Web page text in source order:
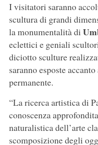
I visitatori saranno
scultura di grandi
la monumentalità di
eclettici e geniali
diciotto sculture
saranno esposte
permanente.
“La ricerca artistica di
conoscenza
naturalistica dell’arte
scomposizione degli